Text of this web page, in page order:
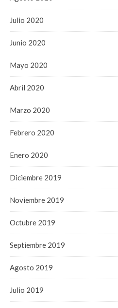
Julio 2020
Junio 2020
Mayo 2020
Abril 2020
Marzo 2020
Febrero 2020
Enero 2020
Diciembre 2019
Noviembre 2019
Octubre 2019
Septiembre 2019
Agosto 2019
Julio 2019